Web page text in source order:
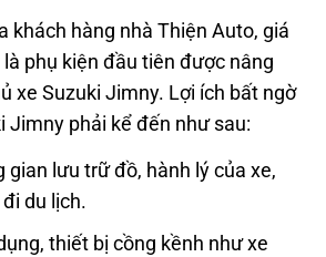
khách hàng nhà Thiện Auto, giá
phụ kiện đầu tiên được nâng
xe Suzuki Jimny. Lợi ích bất ngờ
Jimny phải kể đến như sau:
gian lưu trữ đồ, hành lý của xe,
du lịch.
thiết bị cồng kềnh như xe